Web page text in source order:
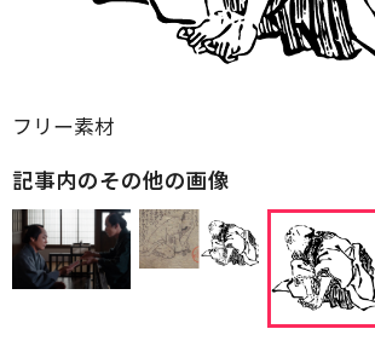
フリー素材
記事内のその他の画像